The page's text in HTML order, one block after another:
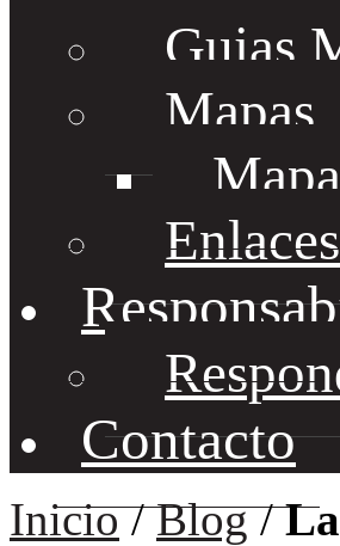
Guias
Mapas
Contacto
Inicio/Blog/